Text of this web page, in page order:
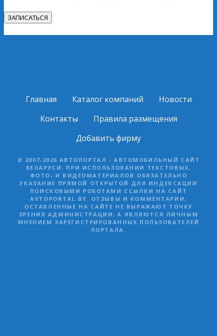
Главная Каталог компаний
Новости
Контакты
Правила размещения
Добавить фирму
© 2007-2026 АВТОПОРТАЛ - АВТОМОБИЛЬНЫЙ САЙТ
БЕЛАРУСИ. ПРИ ИСПОЛЬЗОВАНИИ ТЕКСТОВЫХ,
ФОТО- И ВИДЕОМАТЕРИАЛОВ ОБЯЗАТЕЛЬНО
УКАЗАНИЕ ПРЯМОЙ ОТКРЫТОЙ ДЛЯ ИНДЕКСАЦИИ
ПОИСКОВЫМИ РОБОТАМИ ССЫЛКИ НА САЙТ
AVTOPORTAL.BY. ОТЗЫВЫ И КОММЕНТАРИИ,
ОСТАВЛЕННЫЕ НА САЙТЕ НЕ ВЫРАЖАЮТ ТОЧКУ
ЗРЕНИЯ АДМИНИСТРАЦИИ, А ЯВЛЯЮТСЯ ЛИЧНЫМ
МНЕНИЕМ ЗАРЕГИСТРИРОВАННЫХ ПОЛЬЗОВАТЕЛЕЙ
ПОРТАЛА.